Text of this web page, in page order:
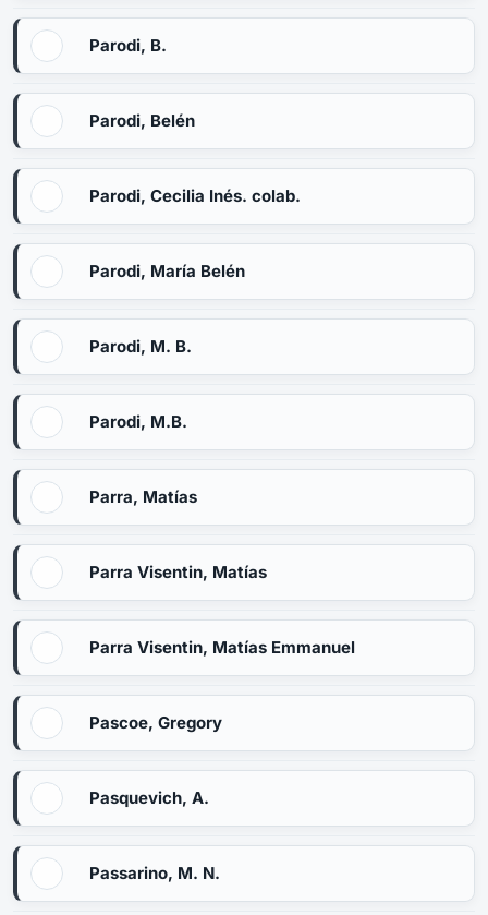
Parodi, B.
Parodi, Belén
Parodi, Cecilia Inés. colab.
Parodi, María Belén
Parodi, M. B.
Parodi, M.B.
Parra, Matías
Parra Visentin, Matías
Parra Visentin, Matías Emmanuel
Pascoe, Gregory
Pasquevich, A.
Passarino, M. N.